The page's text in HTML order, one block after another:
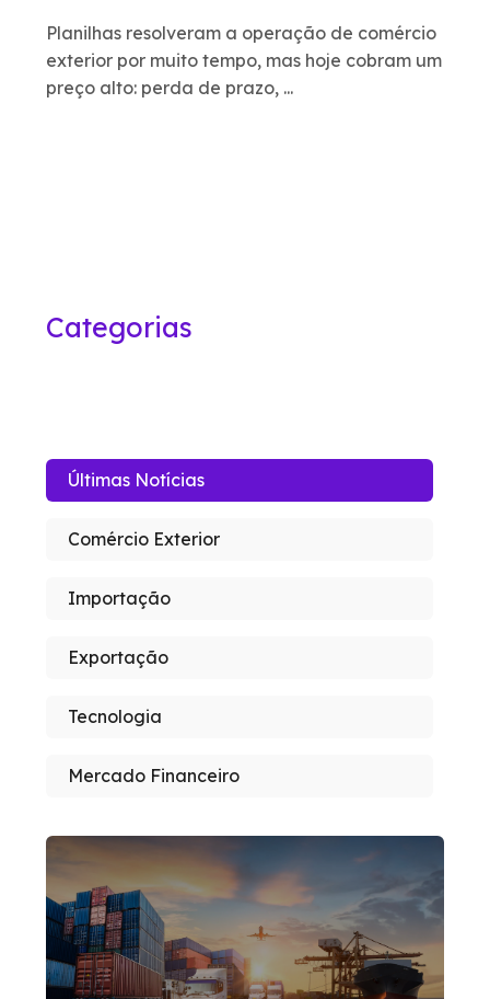
Planilhas resolveram a operação de comércio
exterior por muito tempo, mas hoje cobram um
preço alto: perda de prazo, ...
Categorias
Últimas Notícias
Comércio Exterior
Importação
Exportação
Tecnologia
Mercado Financeiro